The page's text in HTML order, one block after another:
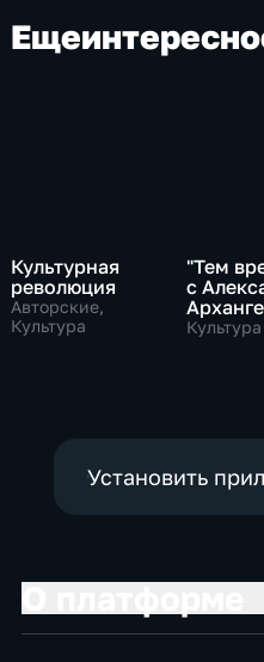
Еще
Культурная
революция
Авторские,
Культура
"Тем
с
Культура
Установить